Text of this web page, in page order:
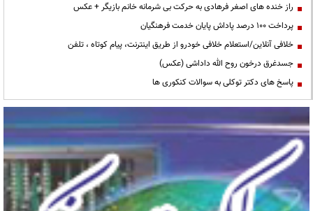
راز خنده های اصغر فرهادی به حرکت بی شرمانه خانم بازیگر + عکس
پرداخت ۱۰۰ درصد پاداش پایان خدمت فرهنگیان
خلافی آنلاین/استعلام خلافی خودرو از طریق اینترنت، پیام کوتاه ، تلفن
جسدغرق درخون روح الله داداشی (عکس)
پاسخ های دکتر توکلی به سوالات کنکوری ها